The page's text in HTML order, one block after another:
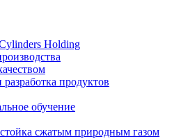
Holding
продуктов
обучение
сжатым природным газом